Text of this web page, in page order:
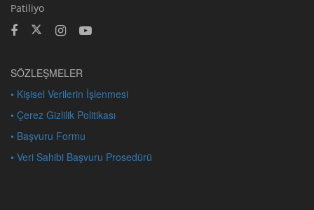
Patiliyo
SÖZLEŞMELER
• Kişisel Verilerin İşlenmesi
• Çerez Gizlilik Politikası
• Başvuru Formu
• Veri Sahibi Başvuru Prosedürü